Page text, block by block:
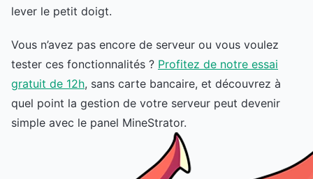
lever le petit doigt.
Vous n’avez pas encore de serveur ou vous voulez
tester ces fonctionnalités ? Profitez de notre essai
gratuit de 12h, sans carte bancaire, et découvrez à
quel point la gestion de votre serveur peut devenir
simple avec le panel MineStrator.